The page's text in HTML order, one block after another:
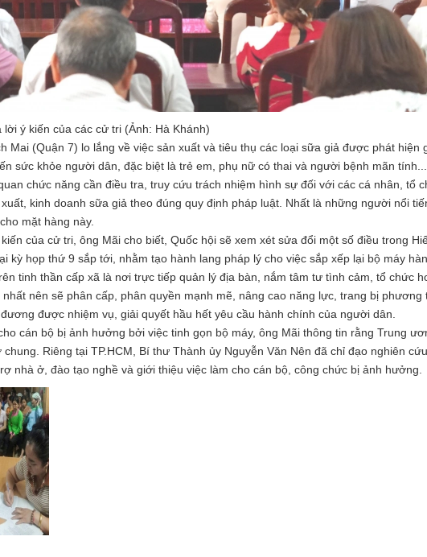
lời ý kiến của các cử tri (Ảnh: Hà Khánh)
Mai (Quận 7) lo lắng về việc sản xuất và tiêu thụ các loại sữa giả được phát hiện
sức khỏe người dân, đặc biệt là trẻ em, phụ nữ có thai và người bệnh mãn tính...
chức năng cần điều tra, truy cứu trách nhiệm hình sự đối với các cá nhân, tổ
kinh doanh sữa giả theo đúng quy định pháp luật. Nhất là những người nổi
mặt hàng này.
của cử tri, ông Mãi cho biết, Quốc hội sẽ xem xét sửa đổi một số điều trong
kỳ họp thứ 9 sắp tới, nhằm tạo hành lang pháp lý cho việc sắp xếp lại bộ máy
tinh thần cấp xã là nơi trực tiếp quản lý địa bàn, nắm tâm tư tình cảm, tổ chức
nên sẽ phân cấp, phân quyền mạnh mẽ, nâng cao năng lực, trang bị phương
được nhiệm vụ, giải quyết hầu hết yêu cầu hành chính của người dân.
cán bộ bị ảnh hưởng bởi việc tinh gọn bộ máy, ông Mãi thông tin rằng Trung
Riêng tại TP.HCM, Bí thư Thành ủy Nguyễn Văn Nên đã chỉ đạo nghiên
nhà ở, đào tạo nghề và giới thiệu việc làm cho cán bộ, công chức bị ảnh hưởng.